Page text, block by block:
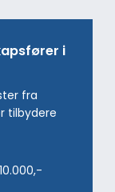
i
fra
tilbydere